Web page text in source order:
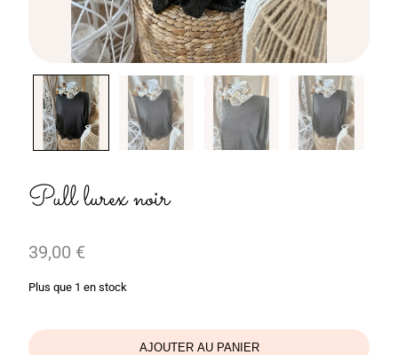
Pull lurex noir
39,00 €
Plus que 1 en stock
AJOUTER AU PANIER